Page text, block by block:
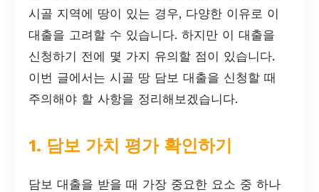
시골 지역에 땅이 있는 경우, 다양한 이유로 이
대출을 고려할 수 있습니다. 하지만 이 대출을
신청하기 전에 몇 가지 유의할 점이 있습니다.
이번 글에서는 시골 땅 담보 대출을 신청할 때
주의해야 할 사항을 정리해보겠습니다.
1. 담보 가치 평가 확인하기
담보 대출을 받을 때 가장 중요한 요소 중 하나